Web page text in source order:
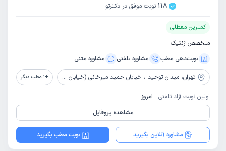
118 نوبت موفق در دکترتو
کمترین معطلی
متخصص ژنتیک
نوبت‌دهی مطب
مشاوره‌ تلفنی مشاوره‌ متنی
تهران، میدان توحید ، خیابان حمید میرخانی (خیابان نصرت )، پلاک 214 ، طبقه4 ، کلینیک ژنتیک زیست آزما +
1 مطب دیگر
اولین نوبت آزاد تلفنی: امروز
مشاهده پروفایل
مشاوره آنلاین بگیرید نوبت مطب بگیرید